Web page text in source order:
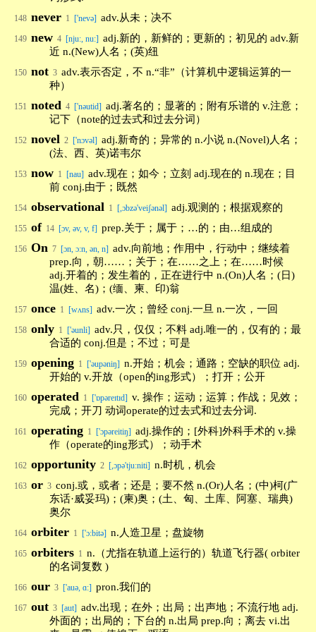
148 never 1 ['nevə] adv.从未；决不
149 new 4 [nju:, nu:] adj.新的，新鲜的；更新的；初见的 adv.新
近 n.(New)人名；(英)纽
150 not 3 adv.表示否定，不 n.“非”（计算机中逻辑运算的一
种）
151 noted 4 ['nəutid] adj.著名的；显著的；附有乐谱的 v.注意；
记下（note的过去式和过去分词）
152 novel 2 ['nɔvəl] adj.新奇的；异常的 n.小说 n.(Novel)人名；
(法、西、英)诺韦尔
153 now 1 [nau] adv.现在；如今；立刻 adj.现在的 n.现在；目
前 conj.由于；既然
154 observational 1 [,ɔbzə'veiʃənəl] adj.观测的；根据观察的
155 of 14 [ɔv, əv, v, f] prep.关于；属于；…的；由…组成的
156 On 7 [ɔn, ɔ:n, ən, n] adv.向前地；作用中，行动中；继续着
prep.向，朝……；关于；在……之上；在……时候
adj.开着的；发生着的，正在进行中 n.(On)人名；(日)
温(姓、名)；(缅、柬、印)翁
157 once 1 [wʌns] adv.一次；曾经 conj.一旦 n.一次，一回
158 only 1 ['əunli] adv.只，仅仅；不料 adj.唯一的，仅有的；最
合适的 conj.但是；不过；可是
159 opening 1 ['əupəniŋ] n.开始；机会；通路；空缺的职位 adj.
开始的 v.开放（open的ing形式）；打开；公开
160 operated 1 ['ɒpəreɪtɪd] v. 操作；运动；运算；作战；见效；
完成；开刀 动词operate的过去式和过去分词.
161 operating 1 ['ɔpəreitiŋ] adj.操作的；[外科]外科手术的 v.操
作（operate的ing形式）；动手术
162 opportunity 2 [,ɔpə'tju:niti] n.时机，机会
163 or 3 conj.或，或者；还是；要不然 n.(Or)人名；(中)柯(广
东话·威妥玛)；(柬)奥；(土、匈、土库、阿塞、瑞典)
奥尔
164 orbiter 1 ['ɔ:bitə] n.人造卫星；盘旋物
165 orbiters 1 n.（尤指在轨道上运行的）轨道飞行器( orbiter
的名词复数 )
166 our 3 ['auə, ɑ:] pron.我们的
167 out 3 [aut] adv.出现；在外；出局；出声地；不流行地 adj.
外面的；出局的；下台的 n.出局 prep.向；离去 vi.出